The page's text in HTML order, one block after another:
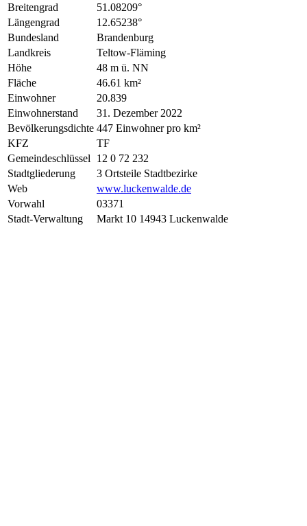
Breitengrad
51.08209°
Längengrad
12.65238°
Bundesland
Brandenburg
Landkreis
Teltow-Fläming
Höhe
48 m ü. NN
Fläche
46.61 km²
Einwohner
20.839
Einwohnerstand
31. Dezember 2022
Bevölkerungsdichte 447 Einwohner pro km²
KFZ
TF
Gemeindeschlüssel
12 0 72 232
Stadtgliederung
3 Ortsteile Stadtbezirke
Web
www.luckenwalde.de
Vorwahl
03371
Stadt-Verwaltung
Markt 10 14943 Luckenwalde